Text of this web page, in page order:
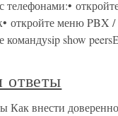
телефонами:•
откройте меню PBX /
командуsip show
Как внести